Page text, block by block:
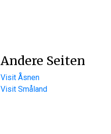
Andere Seiten
Visit Åsnen
Visit Småland